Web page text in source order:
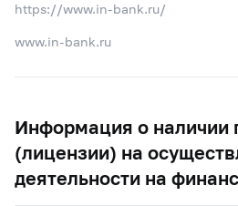
https://www.in-bank.ru/
www.in-bank.ru
Информация о наличии
(лицензии) на
деятельности на